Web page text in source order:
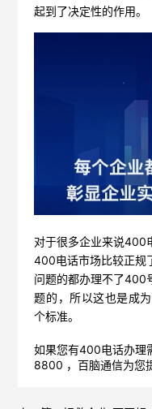
起到了决定性的作用。
对于很多企业来说400
400电话市场比较正规
问题的都办理不了400
题的，所以这也是成
个标准。
如果您有400电话办
8800 ，百脑通信为您